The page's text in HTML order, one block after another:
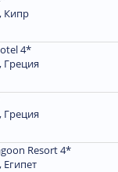
Кипр
4*
Resort 4*